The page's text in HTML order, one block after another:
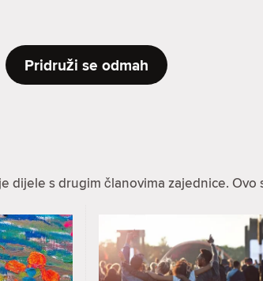
Pridruži se odmah
dijele s drugim članovima zajednice.